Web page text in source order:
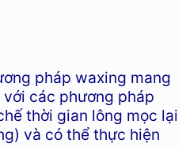
pháp waxing mang
các phương pháp
thời gian lông mọc lại
và có thể thực hiện